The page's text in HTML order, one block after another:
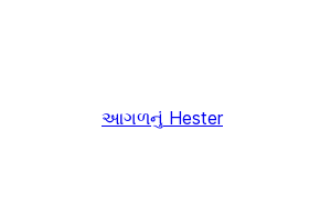
આગળનું Hester